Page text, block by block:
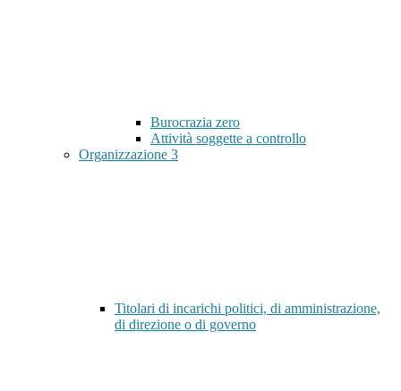
Burocrazia zero
Attività soggette a controllo
Organizzazione 3
Titolari di incarichi politici, di amministrazione,
di direzione o di governo